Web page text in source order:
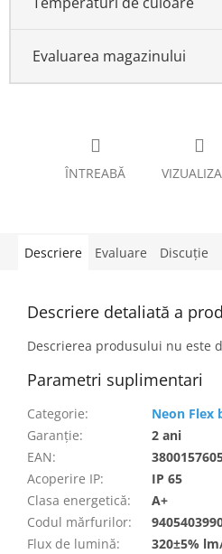
Evaluarea magazinului
ÎNTREABĂ
Descriere Evaluare Discuţie
Descriere detaliată a
Descrierea produsului nu este
Parametri suplimentari
Categorie:
Neon Flex
Garanţie:
2 ani
EAN:
Acoperire IP:
IP 65
Clasa energetică:
A+
Codul mărfurilor:
Flux de lumină:
320±5%